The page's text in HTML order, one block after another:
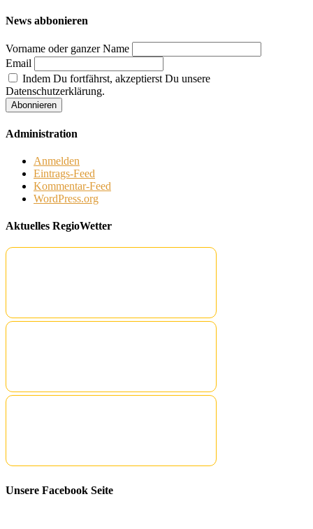
News abbonieren
Vorname oder ganzer Name
Email
Indem Du fortfährst, akzeptierst Du unsere
Datenschutzerklärung.
Administration
Anmelden
Eintrags-Feed
Kommentar-Feed
WordPress.org
Aktuelles RegioWetter
Unsere Facebook Seite